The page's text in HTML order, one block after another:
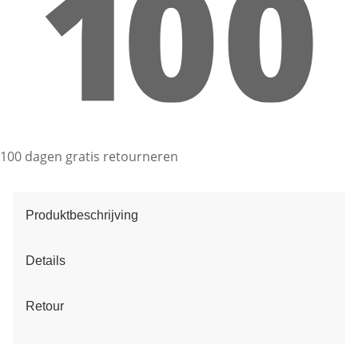
100 dagen gratis retourneren
Produktbeschrijving
Details
Retour